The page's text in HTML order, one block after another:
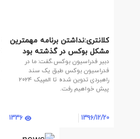
کلانتری:نداشتن برنامه مهمترین
مشکل بوکس در گذشته بود
دبیر فدراسیون بوکس،‌گفت: ما در
فدراسیون بوکس طبق یک سند
راهبردی تدوین شده تا المپیک ۲۰۲۴
پیش خواهیم رفت.
1396/12/20
1336